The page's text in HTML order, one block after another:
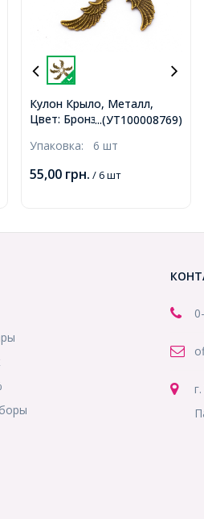
...(УТ100008769)
Кулон Крыло, Металл,
Цвет: Бронза, Размер:
Упаковка: 6 шт
55,00 грн. / 6 шт